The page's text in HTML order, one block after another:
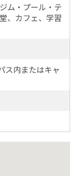
ム・プール・テ
、カフェ、学習
ス内またはキャ